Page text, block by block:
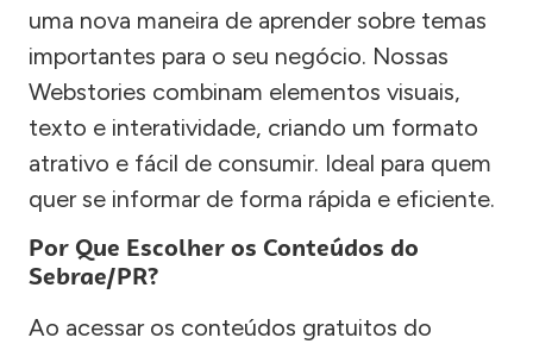
uma nova maneira de aprender sobre temas
importantes para o seu negócio. Nossas
Webstories combinam elementos visuais,
texto e interatividade, criando um formato
atrativo e fácil de consumir. Ideal para quem
quer se informar de forma rápida e eficiente.
Por Que Escolher os Conteúdos do
Sebrae/PR?
Ao acessar os conteúdos gratuitos do